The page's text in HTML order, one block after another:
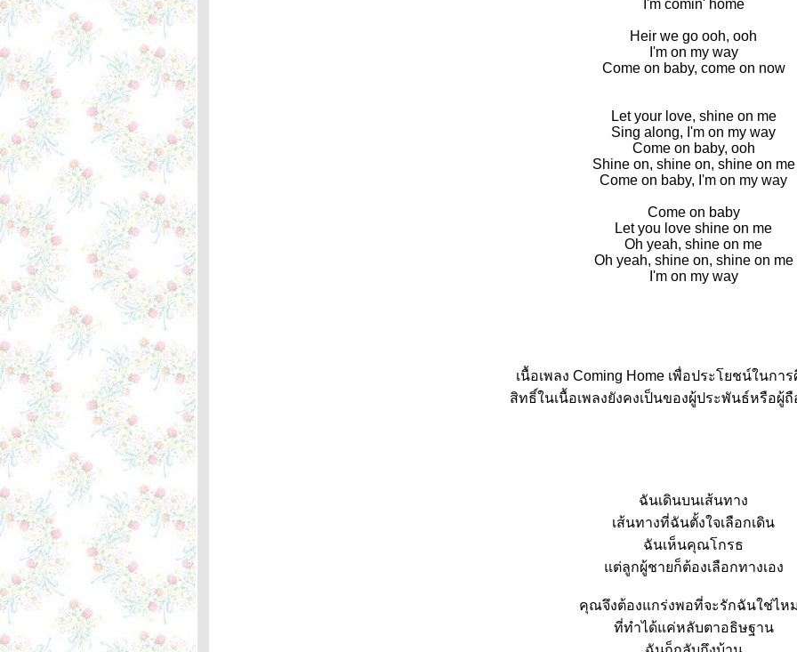
People Are Crazy - Billy
Currington ... ตะพาบ 355 "3
The last farewell - Roger
Whittaker ... ความหมา
Hit the road Jack! - Ray
Charles ... ความหมา
Believe & If I Could Turn
Back Time - Cher ... หลัก
กิโลเมตรที่ 354
Tequila Sunrise - Eagles ...
ตะพาบ หลักกิโลเมตรที่ 353
Peace Train - Cat Stevens
... ตะพาบหลักกิโลเมตรที่
352
Just the Way You Are - Billy
Joel ... ความหมา
The Load Out / Stay -
Jackson Browne /
Rosemary Butler, Lindley ...
ความหมา
When You Love Someone -
Bryan Adams ... ตะภาพหลัก
กิโลเมตรที่ 351 ตัวประหลาด
The Fairest of the Seasons
- Nico ... ความหมา
This I Promise You -
NSYNC ... ตะพาบหลัก
กิโลเมตรที่ 350
What I Did For Love - Josh
Groban ... ความหมา
Oh, Pretty Woman - Roy
Orbison ... ความหมา
I Will Whisper Your Name -
Michael Johnson ... ตะพาบ
หลักกิโลเมตรที่ 349
Maggie May - Rod Stewart
... ความหมา
I'm comin' home
Heir we go ooh, ooh
I'm on my way
Come on baby, come on now
Let your love, shine on me
Sing along, I'm on my way
Come on baby, ooh
Shine on, shine on, shine on me
Come on baby, I'm on my way
Come on baby
Let you love shine on me
Oh yeah, shine on me
Oh yeah, shine on, shine on me
I'm on my way
เนื้อเพลง Coming Home เพื่อประโยชน์ในกา
สิทธิ์ในเนื้อเพลงยังคงเป็นของผู้ประพันธ์หรือผู้
ฉันเดินบนเส้นทาง
เส้นทางที่ฉันตั้งใจเลือกเดิน
ฉันเห็นคุณโกรธ
ต่ลูกผู้ชายก็ต้องเลือกทางเอง
คุณจึงต้องแกร่งพอที่จะรักฉันใช่ไห
ที่ทำได้แค่หลับตาอธิษฐาน